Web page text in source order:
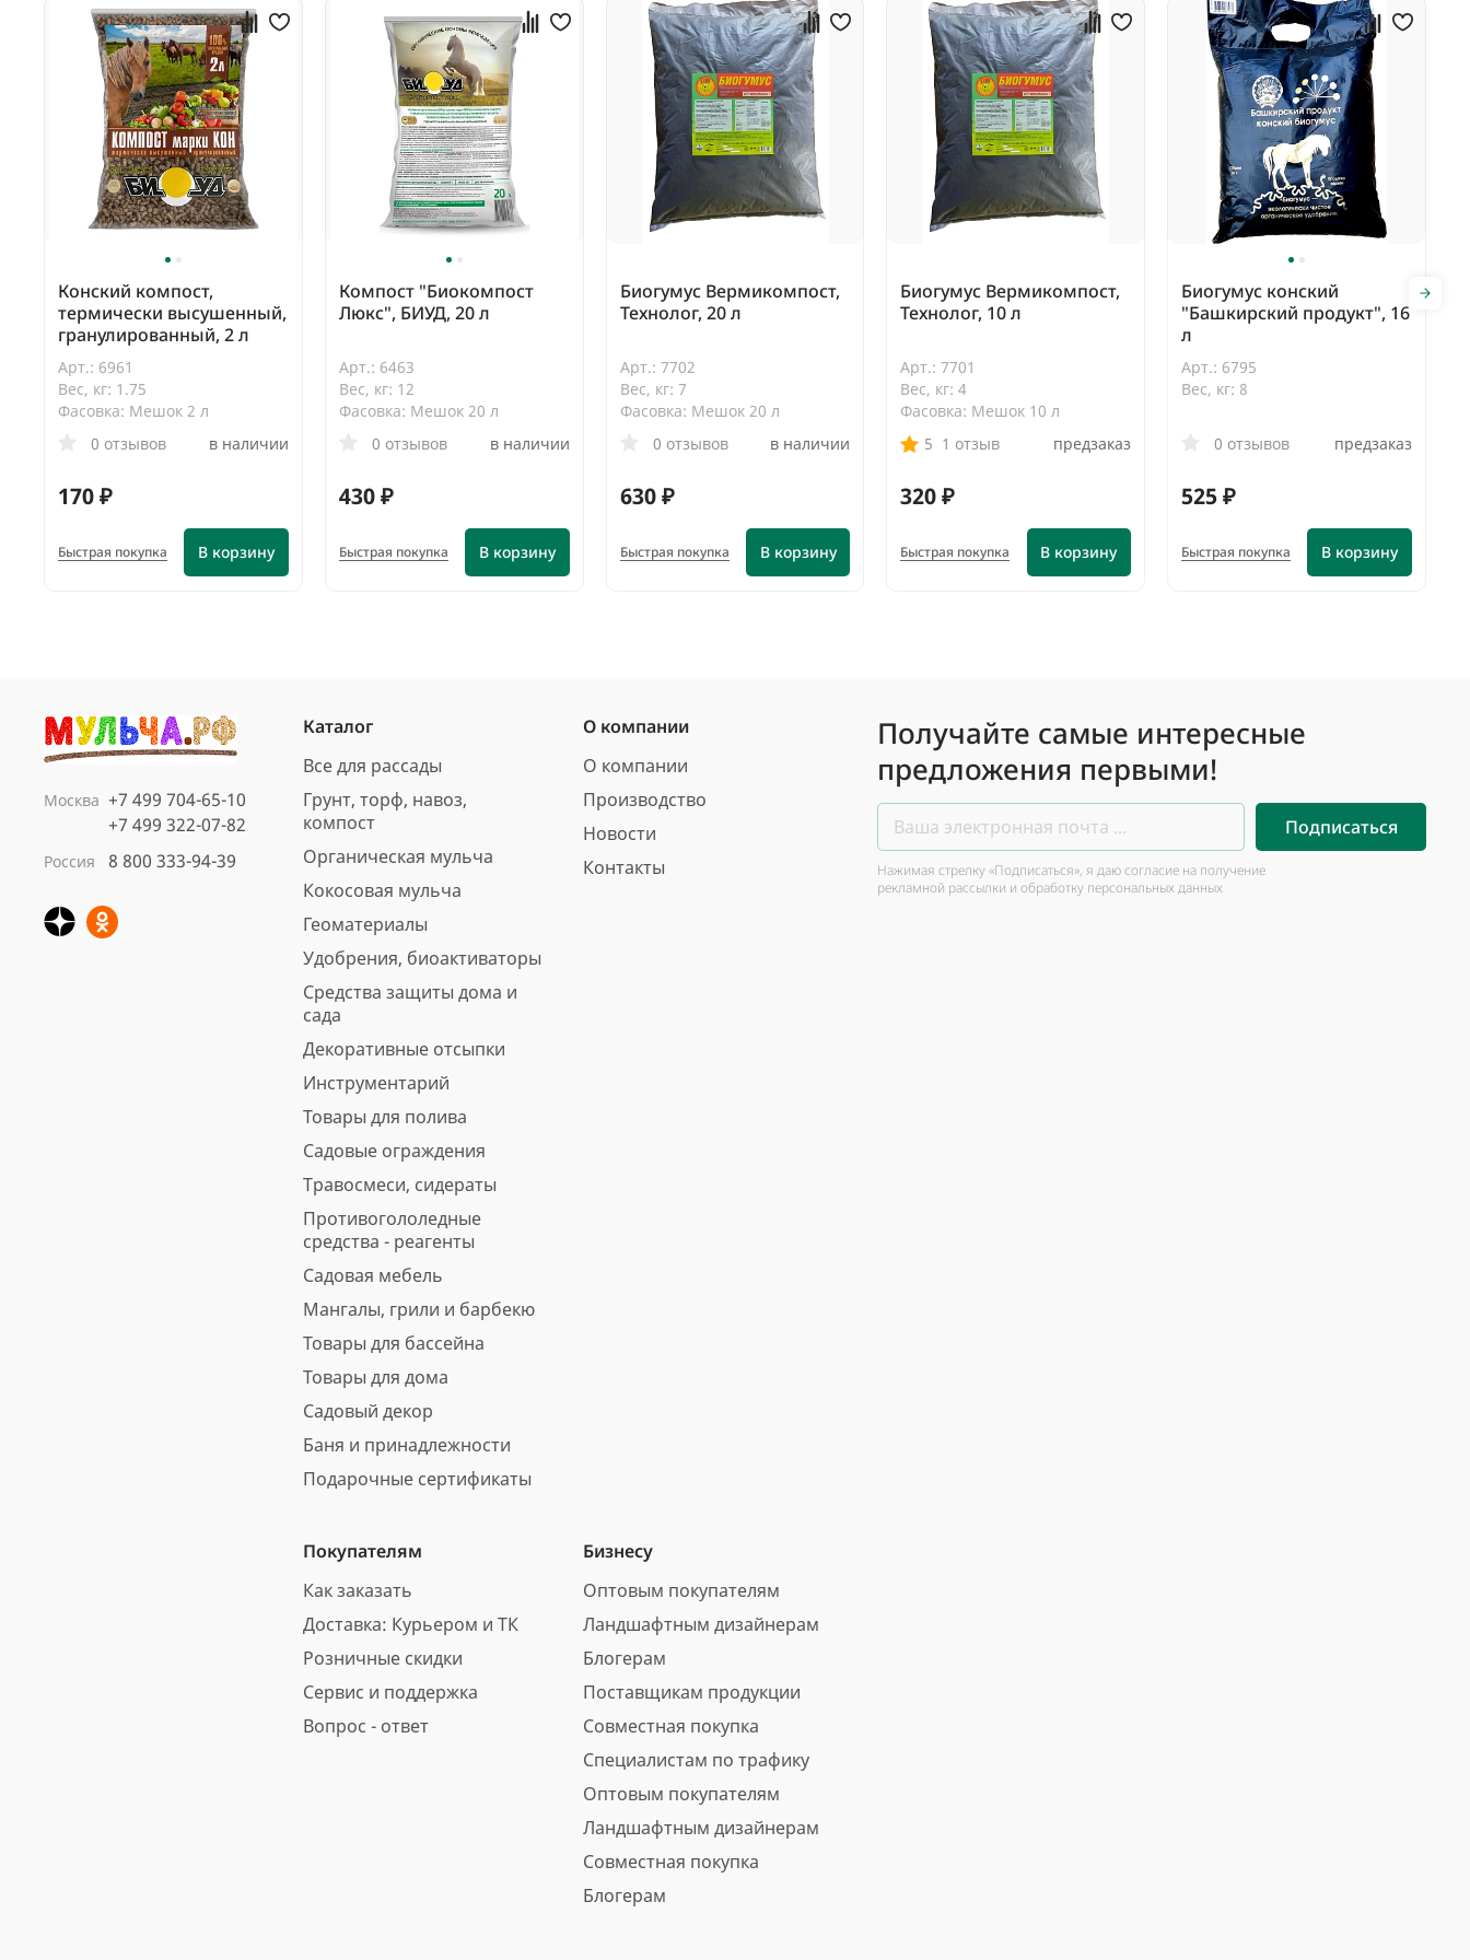
Конский компост,
термически высушенный,
гранулированный, 2 л
Арт.: 6961
Вес, кг: 1.75
Фасовка: Мешок 2 л
0 отзывов
в наличии
170 ₽
В корзину
Быстрая покупка
Компост "Биокомпост
Люкс", БИУД, 20 л
Арт.: 6463
Вес, кг: 12
Фасовка: Мешок 20 л
0 отзывов
в наличии
430 ₽
В корзину
Быстрая покупка
Биогумус Вермикомпост,
Технолог, 20 л
Арт.: 7702
Вес, кг: 7
Фасовка: Мешок 20 л
0 отзывов
в наличии
630 ₽
В корзину
Быстрая покупка
Биогумус Вермикомпост,
Технолог, 10 л
Арт.: 7701
Вес, кг: 4
Фасовка: Мешок 10 л
5 1 отзыв предзаказ
320 ₽
В корзину
Быстрая покупка
Биогумус конский
"Башкирский продукт", 16
л
Арт.: 6795
Вес, кг: 8
0 отзывов предзаказ
525 ₽
В корзину
Быстрая покупка
нефракционная, 60 л
Арт.: 4691
Москва +7 499 704-65-10
+7 499 322-07-82
Россия 8 800 333-94-39
Каталог
Все для рассады
Грунт, торф, навоз,
компост
Органическая мульча
Кокосовая мульча
Геоматериалы
Удобрения, биоактиваторы
Средства защиты дома и
сада
Декоративные отсыпки
Инструментарий
Товары для полива
Садовые ограждения
Травосмеси, сидераты
Противогололедные
средства - реагенты
Садовая мебель
Мангалы, грили и барбекю
Товары для бассейна
Товары для дома
Садовый декор
Баня и принадлежности
Подарочные сертификаты
О компании
О компании
Производство
Новости
Контакты
Покупателям
Как заказать
Доставка: Курьером и ТК
Розничные скидки
Сервис и поддержка
Вопрос - ответ
Бизнесу
Оптовым покупателям
Ландшафтным дизайнерам
Блогерам
Поставщикам продукции
Совместная покупка
Специалистам по трафику
Оптовым покупателям
Ландшафтным дизайнерам
Совместная покупка
Блогерам
Получайте самые интересные
предложения первыми!
Подписаться
Нажимая стрелку «Подписаться», я даю согласие на получение
рекламной рассылки и обработку персональных данных